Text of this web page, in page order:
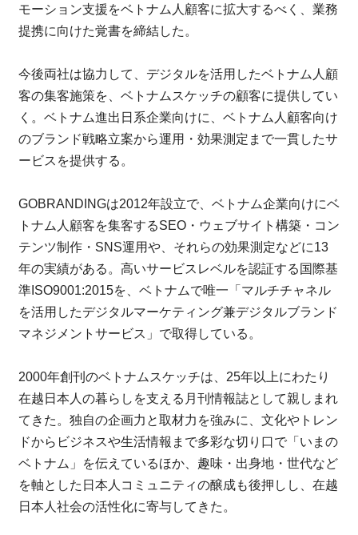
モーション支援をベトナム人顧客に拡大するべく、業務
提携に向けた覚書を締結した。
今後両社は協力して、デジタルを活用したベトナム人顧
客の集客施策を、ベトナムスケッチの顧客に提供してい
く。ベトナム進出日系企業向けに、ベトナム人顧客向け
のブランド戦略立案から運用・効果測定まで一貫したサ
ービスを提供する。
GOBRANDINGは2012年設立で、ベトナム企業向けにベ
トナム人顧客を集客するSEO・ウェブサイト構築・コン
テンツ制作・SNS運用や、それらの効果測定などに13
年の実績がある。高いサービスレベルを認証する国際基
準ISO9001:2015を、ベトナムで唯一「マルチチャネル
を活用したデジタルマーケティング兼デジタルブランド
マネジメントサービス」で取得している。
2000年創刊のベトナムスケッチは、25年以上にわたり
在越日本人の暮らしを支える月刊情報誌として親しまれ
てきた。独自の企画力と取材力を強みに、文化やトレン
ドからビジネスや生活情報まで多彩な切り口で「いまの
ベトナム」を伝えているほか、趣味・出身地・世代など
を軸とした日本人コミュニティの醸成も後押しし、在越
日本人社会の活性化に寄与してきた。